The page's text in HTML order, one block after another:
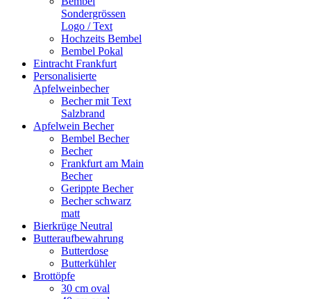
Sondergrössen
Logo / Text
Hochzeits Bembel
Bembel Pokal
Eintracht Frankfurt
Personalisierte
Apfelweinbecher
Becher mit Text
Salzbrand
Apfelwein Becher
Bembel Becher
Becher
Frankfurt am Main
Becher
Gerippte Becher
Becher schwarz
matt
Bierkrüge Neutral
Butteraufbewahrung
Butterdose
Butterkühler
Brottöpfe
30 cm oval